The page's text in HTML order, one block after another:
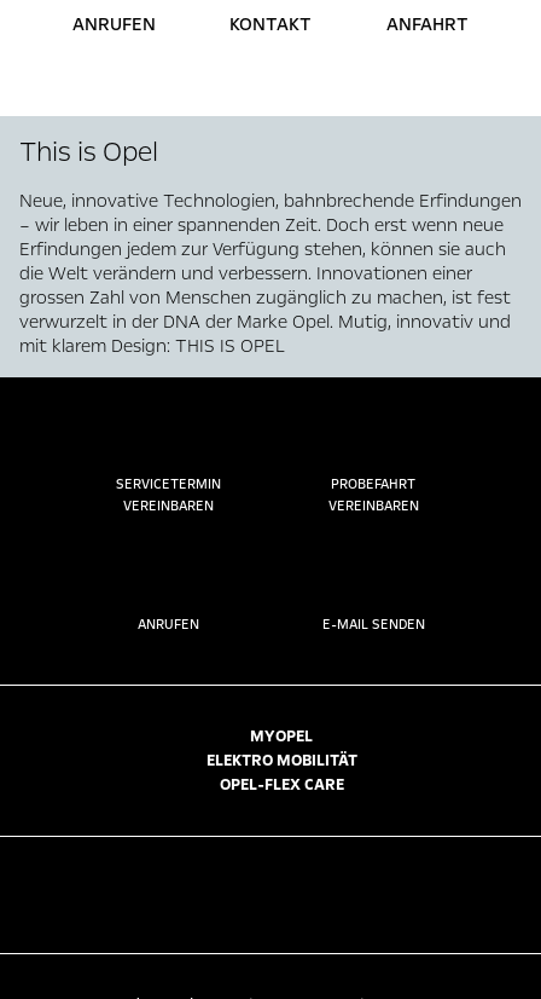
ANRUFEN KONTAKT ANFAHRT
This is Opel
Neue, innovative Technologien, bahnbrechende Erfindungen
– wir leben in einer spannenden Zeit. Doch erst wenn neue
Erfindungen jedem zur Verfügung stehen, können sie auch
die Welt verändern und verbessern. Innovationen einer
grossen Zahl von Menschen zugänglich zu machen, ist fest
verwurzelt in der DNA der Marke Opel. Mutig, innovativ und
mit klarem Design: THIS IS OPEL
SERVICETERMIN
VEREINBAREN
PROBEFAHRT
VEREINBAREN
ANRUFEN E-MAIL SENDEN
MYOPEL
ELEKTRO MOBILITÄT
OPEL-FLEX CARE